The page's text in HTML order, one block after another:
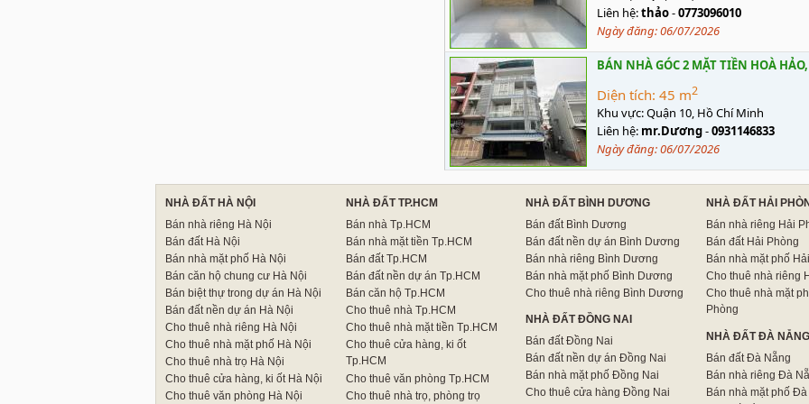
Liên hệ:thảo-0773096010
Ngày đăng:06/07/2026
BÁN NHÀ GÓC 2 MẶT TIỀN HOÀ
Diện tích: 45 m2
Khu vực:Quận 10, Hồ Chí Minh
Liên hệ: mr.Dương-0931146833
Ngày đăng:06/07/2026
NHÀ ĐẤT HÀ NỘI
Bán nhà riêng Hà Nội
Bán đất Hà Nội
Bán nhà mặt phố Hà Nội
Bán căn hộ chung cư Hà Nội
Bán biệt thự trong dự án Hà Nội
Bán đất nền dự án Hà Nội
Cho thuê nhà riêng Hà Nội
Cho thuê nhà mặt phố Hà Nội
Cho thuê nhà trọ Hà Nội
Cho thuê cửa hàng, ki ốt Hà Nội
Cho thuê văn phòng Hà Nội
NHÀ ĐẤT TP.HCM
Bán nhà Tp.HCM
Bán nhà mặt tiền Tp.HCM
Bán đất Tp.HCM
Bán đất nền dự án Tp.HCM
Bán căn hộ Tp.HCM
Cho thuê nhà Tp.HCM
Cho thuê nhà mặt tiền Tp.HCM
Cho thuê cửa hàng, ki ốt
Tp.HCM
Cho thuê văn phòng Tp.HCM
Cho thuê nhà trọ, phòng trọ
NHÀ ĐẤT BÌNH DƯƠNG
Bán đất Bình Dương
Bán đất nền dự án Bình Dương
Bán nhà riêng Bình Dương
Bán nhà mặt phố Bình Dương
Cho thuê nhà riêng Bình Dương
NHÀ ĐẤT ĐỒNG NAI
Bán đất Đồng Nai
Bán đất nền dự án Đồng Nai
Bán nhà mặt phố Đồng Nai
Cho thuê cửa hàng Đồng Nai
NHÀ ĐẤT HẢI
Bán nhà riêng Hải
Bán đất Hải Phòng
Bán nhà mặt phố
Cho thuê nhà riêng
Cho thuê nhà mặt
Phòng
NHÀ ĐẤT ĐÀ NẴNG
Bán đất Đà Nẵng
Bán nhà riêng Đà
Bán nhà mặt phố